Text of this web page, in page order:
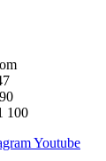
100
Youtube